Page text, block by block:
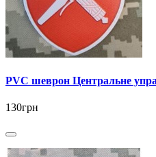
PVC шеврон Центральне
130грн